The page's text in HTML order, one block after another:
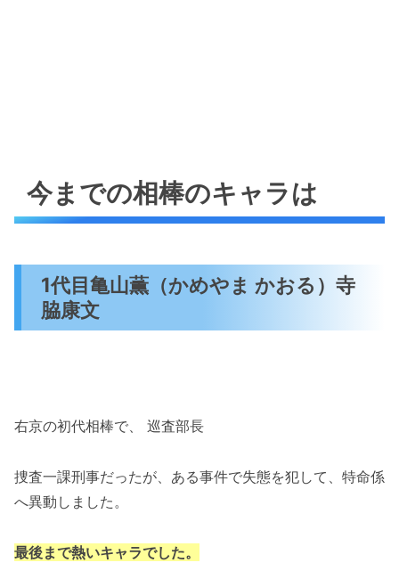
今までの相棒のキャラは
1代目亀山薫（かめやま かおる）寺
脇康文
右京の初代相棒で、 巡査部長
捜査一課刑事だったが、ある事件で失態を犯して、特命係
へ異動しました。
最後まで熱いキャラでした。